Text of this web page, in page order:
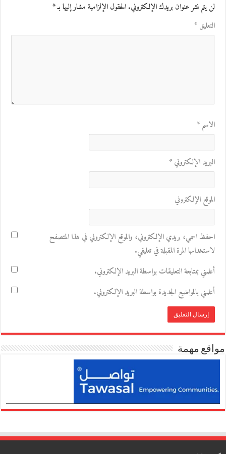
لن يتم نشر عنوان بريدك الإلكتروني.الحقول الإلزامية مشار إليها بـ*
التعليق*
الاسم*
البريد الإلكتروني*
الموقع الإلكتروني
احفظ اسمي، بريدي الإلكتروني، والموقع الإلكتروني في هذا المتصفح
لاستخدامها المرة المقبلة في تعليقي.
أعلمني بمتابعة التعليقات بواسطة البريد الإلكتروني.
أعلمني بالمواضيع الجديدة بواسطة البريد الإلكتروني.
مواقع مهمة